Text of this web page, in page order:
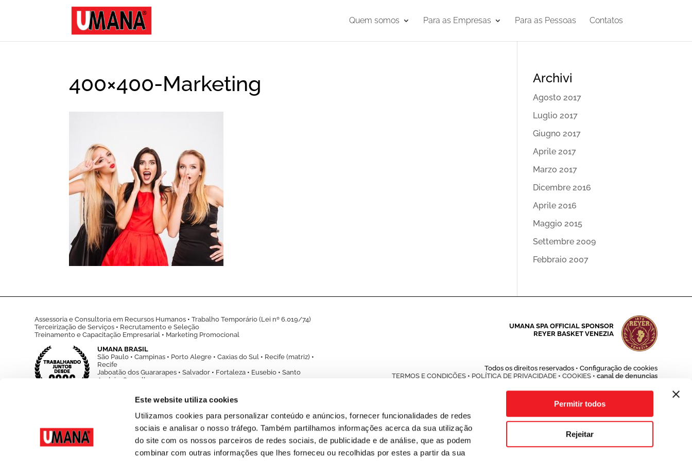
Este website utiliza cookies
Utilizamos cookies para personalizar conteúdo e anúncios, fornecer funcionalidades de redes
sociais e analisar o nosso tráfego. Também partilhamos informações acerca da sua utilização
do site com os nossos parceiros de redes sociais, de publicidade e de análise, que as podem
combinar com outras informações que lhes forneceu ou recolhidas por estes a partir da sua
Permitir todos
Rejeitar
Quem somos Para as Empresas Para as Pessoas Contatos
400×400-Marketing Archivi
Agosto 2017
Luglio 2017
Giugno 2017
Aprile 2017
Marzo 2017
Dicembre 2016
Aprile 2016
Maggio 2015
Settembre 2009
Febbraio 2007
Assessoria e Consultoria em Recursos Humanos •Trabalho Temporário (Lei nº 6.019/74)
Terceirização de Serviços • Recrutamento e Seleção
Treinamento e Capacitação Empresarial • Marketing Promocional
UMANA BRASIL
São Paulo •Campinas • Porto Alegre •Caxias do Sul • Recife (matriz) •
Recife
Jaboatão dos Guararapes •Salvador • Fortaleza • Eusebio •Santo
André
Guarulhos
UMANA SPA OFFICIAL SPONSOR
REYER BASKET VENEZIA
Todos os direitos reservados • Configuração de cookies
TERMOS E CONDIÇÕES• POLÍTICA DE PRIVACIDADE• COOKIES• canal de denuncias